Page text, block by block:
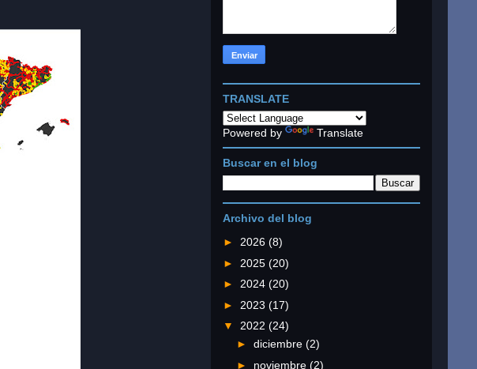
TRANSLATE
Powered by Translate
Buscar en el blog
Archivo del blog
► 2026 (8)
► 2025 (20)
► 2024 (20)
► 2023 (17)
▼ 2022 (24)
► diciembre (2)
► noviembre (2)